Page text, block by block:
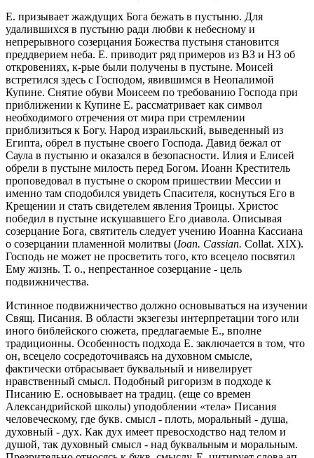
Е. призывает жаждущих Бога бежать в пустыню. Для
удалившихся в пустыню ради любви к небесному и
непрерывного созерцания Божества пустыня становится
преддверием неба. Е. приводит ряд примеров из ВЗ и НЗ об
откровениях, к-рые были получены в пустыне. Моисей
встретился здесь с Господом, явившимся в Неопалимой
Купине. Снятие обуви Моисеем по требованию Господа при
приближении к Купине Е. рассматривает как символ
необходимого отречения от мира при стремлении
приблизиться к Богу. Народ израильский, выведенный из
Египта, обрел в пустыне своего Господа. Давид бежал от
Саула в пустыню и оказался в безопасности. Илия и Елисей
обрели в пустыне милость перед Богом. Иоанн Креститель
проповедовал в пустыне о скором пришествии Мессии и
именно там сподобился увидеть Спасителя, коснуться Его в
Крещении и стать свидетелем явления Троицы. Христос
победил в пустыне искушавшего Его диавола. Описывая
созерцание Бога, святитель следует учению Иоанна Кассиана
о созерцании пламенной молитвы (Ioan. Cassian. Collat. XIX).
Господь не может не просветить того, кто всецело посвятил
Ему жизнь. Т. о., непрестанное созерцание - цель
подвижничества.
Истинное подвижничество должно основываться на изучении
Свящ. Писания. В области экзегезы интерпретации того или
иного библейского сюжета, предлагаемые Е., вполне
традиционны. Особенность подхода Е. заключается в том, что
он, всецело сосредоточиваясь на духовном смысле,
фактически отбрасывает буквальный и нивелирует
нравственный смысл. Подобный ригоризм в подходе к
Писанию Е. основывает на традиц. (еще со времен
Александрийской школы) уподоблении «тела» Писания
человеческому, где букв. смысл - плоть, моральный - душа,
духовный - дух. Как дух имеет превосходство над телом и
душой, так духовный смысл - над буквальным и моральным.